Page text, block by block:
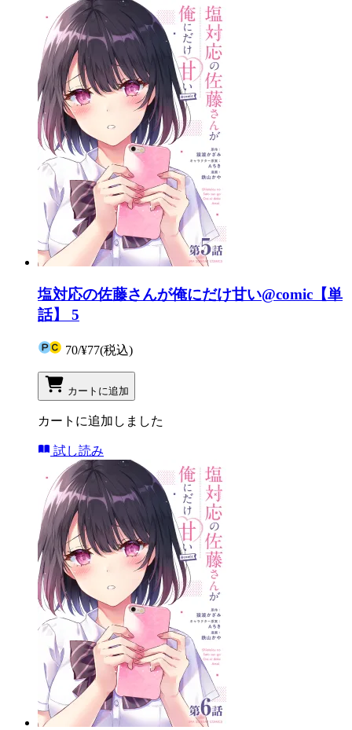
塩対応の佐藤さんが俺にだけ甘い@comic【単
話】 5
70/¥77(税込)
カートに追加
カートに追加しました
試し読み